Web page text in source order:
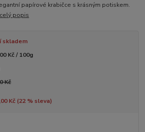
papírové krabičce s krásným potiskem.
celý popis
skladem
Kč / 100g
Kč
Kč (22% sleva)